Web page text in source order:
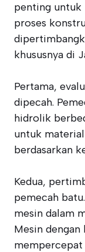
penting untuk
proses
khususnya di
Pertama,
dipecah.
hidrolik
untuk
berdasarkan
Kedua,
pemecah
mesin dalam
Mesin dengan